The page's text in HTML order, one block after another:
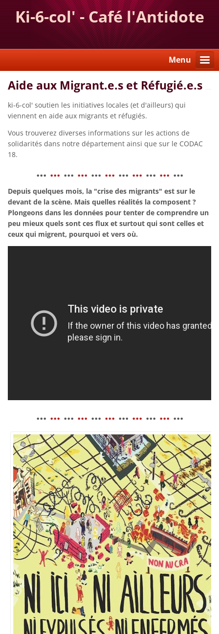
Ki-6-col' - Café l'Antidote
Menu
Aide aux Migrant.e.s et Réfugié.e.s
ki-6-col' soutien les initiatives locales (et d'ailleurs) qui
viennent en aide aux migrants et réfugiés.
Vous trouverez diverses informations sur les actions de
solidarités dans notre département ainsi que sur le CODAC
18.
... ... ... ... ... ... ... ... ... ... ...
Depuis quelques mois, la "crise des migrants" est sur le
devant de la scène. Mais quelles réalités la composent ?
Plongeons dans les données pour tenter de comprendre un
peu mieux quels sont ces flux et surtout qui sont celles et
ceux qui migrent, pourquoi et vers où.
... ... ... ... ... ... ... ... ... ... ...